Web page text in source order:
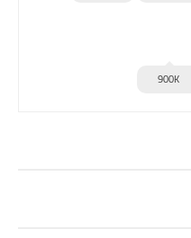
900K